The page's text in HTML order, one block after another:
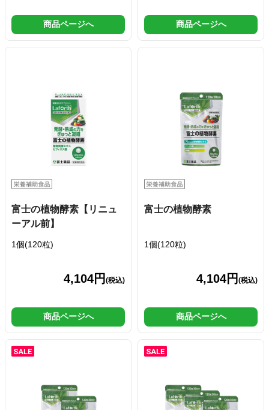
商品ページへ 商品ページへ
富士の植物酵素【リニュ
ーアル前】
1個(120粒)
4,104円 (税込)
商品ページへ
富士の植物酵素
1個(120粒)
4,104円 (税込)
商品ページへ